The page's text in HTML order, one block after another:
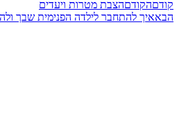
קודםהקודםהצבת מטרות ויעדים
הבאאיך להתחבר לילדה הפנימית שבך